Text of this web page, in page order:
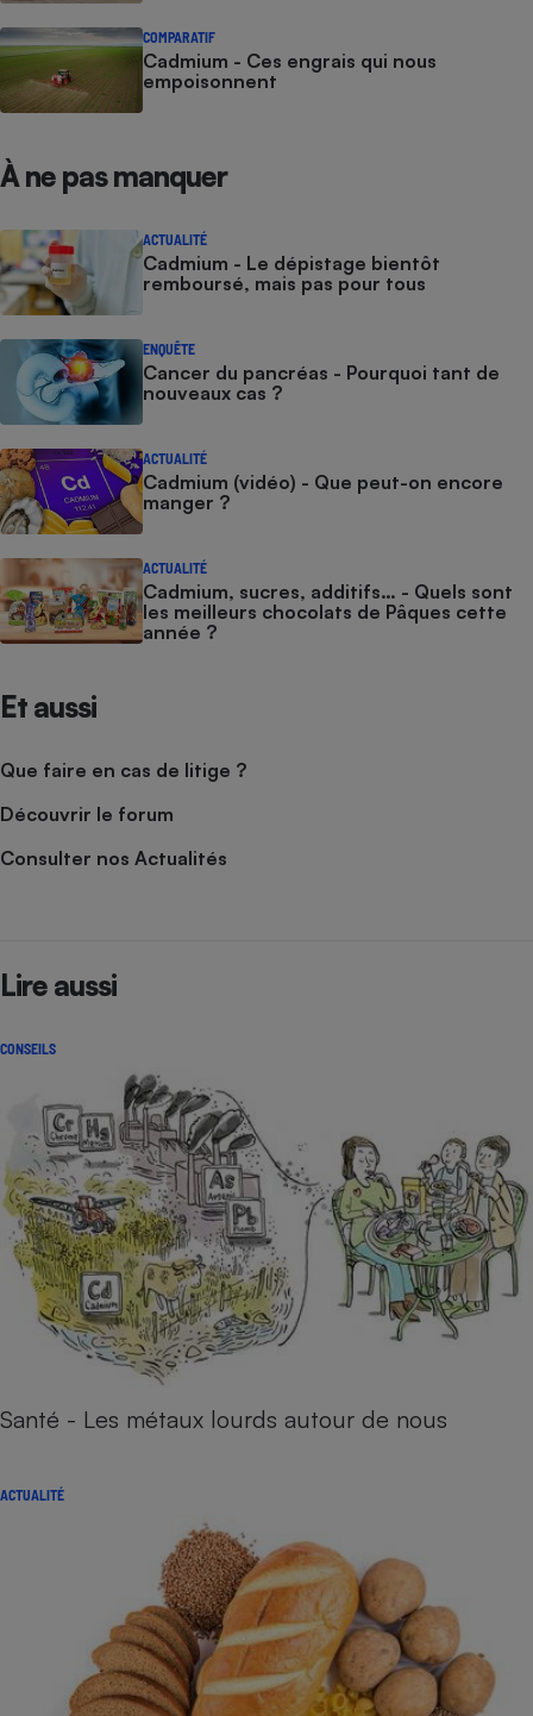
COMPARATIF
Cadmium - Ces engrais qui nous
empoisonnent
À ne pas manquer
ACTUALITÉ
Cadmium - Le dépistage bientôt
remboursé, mais pas pour tous
ENQUÊTE
Cancer du pancréas - Pourquoi tant de
nouveaux cas ?
ACTUALITÉ
Cadmium (vidéo) - Que peut-on encore
manger ?
ACTUALITÉ
Cadmium, sucres, additifs… - Quels sont
les meilleurs chocolats de Pâques cette
année ?
Et aussi
Que faire en cas de litige ?
Découvrir le forum
Consulter nos Actualités
Lire aussi
CONSEILS
Santé - Les métaux lourds autour de nous
ACTUALITÉ